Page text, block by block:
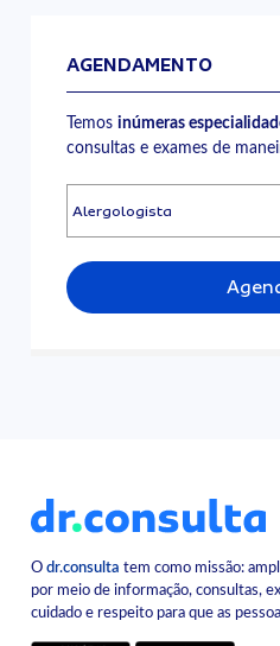
AGENDAMENTO
Temosinúmeras
consultas e exames de
Odr.consulta tem como missão:
por meio de informação, consultas,
cuidado e respeito para que as